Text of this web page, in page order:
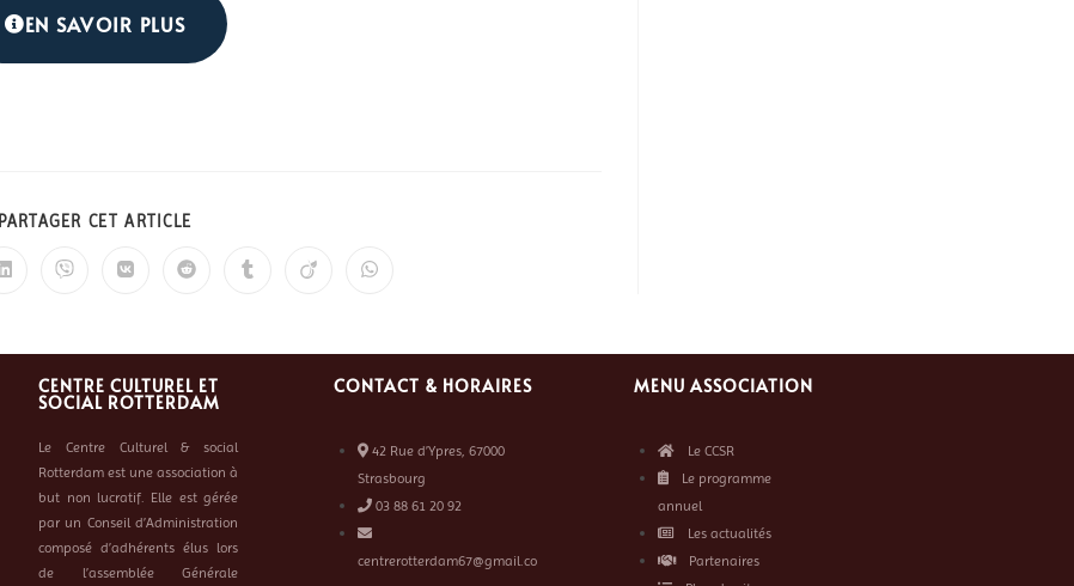
EN SAVOIR PLUS
PARTAGER CET ARTICLE
CENTRE CULTUREL ET
SOCIAL ROTTERDAM
Le Centre Culturel & social
Rotterdam est une association à
but non lucratif. Elle est gérée
par un Conseil d’Administration
composé d’adhérents élus lors
de l’assemblée Générale
CONTACT & HORAIRES
42 Rue d’Ypres, 67000
Strasbourg
03 88 61 20 92
centrerotterdam67@gmail.co
MENU ASSOCIATION
Le CCSR
Le programme
annuel
Les actualités
Partenaires